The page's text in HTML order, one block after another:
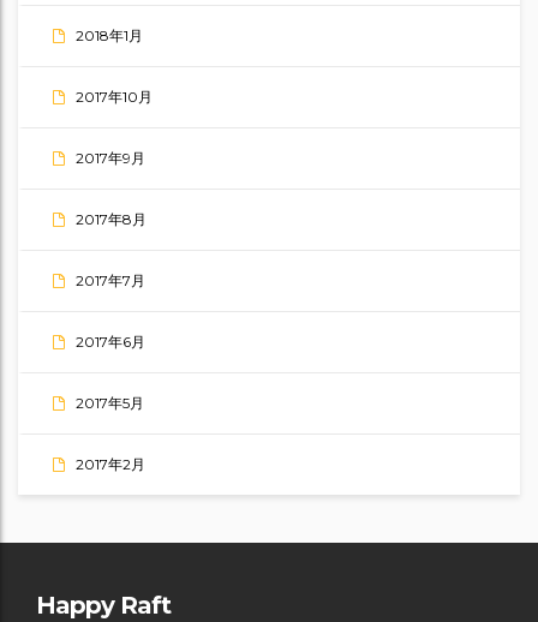
2018年1月
2017年10月
2017年9月
2017年8月
2017年7月
2017年6月
2017年5月
2017年2月
Happy Raft